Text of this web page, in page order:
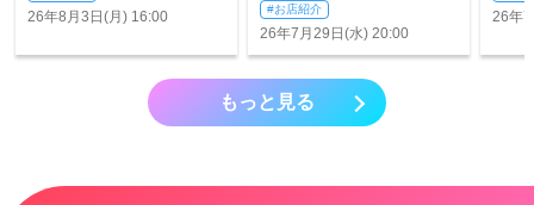
26年8月3日(月) 16:00 #お店紹介
26年7月29日(水) 20:00
26年
もっと見る